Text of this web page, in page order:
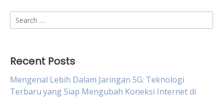
Search
for:
Recent Posts
Mengenal Lebih Dalam Jaringan 5G: Teknologi
Terbaru yang Siap Mengubah Koneksi Internet di